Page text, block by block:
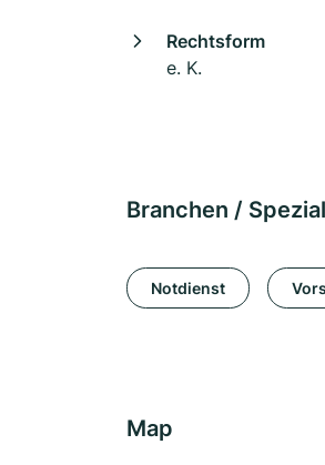
Rechtsform
e. K.
Branchen /
Notdienst
Map